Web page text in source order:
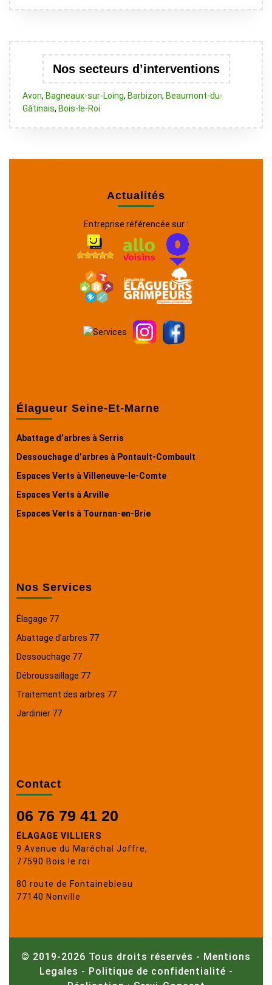
Nos secteurs d’interventions
Avon, Bagneaux-sur-Loing, Barbizon, Beaumont-du-
Gâtinais, Bois-le-Roi
Actualités
Entreprise référencée sur :
Élagueur Seine-Et-Marne
Abattage d’arbres à Serris
Dessouchage d’arbres à Pontault-Combault
Espaces Verts à Villeneuve-le-Comte
Espaces Verts à Arville
Espaces Verts à Tournan-en-Brie
Nos Services
Élagage 77
Abattage d’arbres 77
Dessouchage 77
Débroussaillage 77
Traitement des arbres 77
Jardinier 77
Contact
06 76 79 41 20
ÉLAGAGE VILLIERS
9 Avenue du Maréchal Joffre,
77590 Bois le roi
80 route de Fontainebleau
77140 Nonville
© 2019-2026 Tous droits réservés - Mentions
Legales - Politique de confidentialité -